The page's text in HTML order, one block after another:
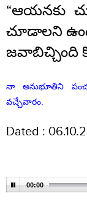
“ఆయనకు
చూడాలని
జవాబిచ్చింది
నా అనుభూతిని
వచ్చేవారం.
Dated :
00:00